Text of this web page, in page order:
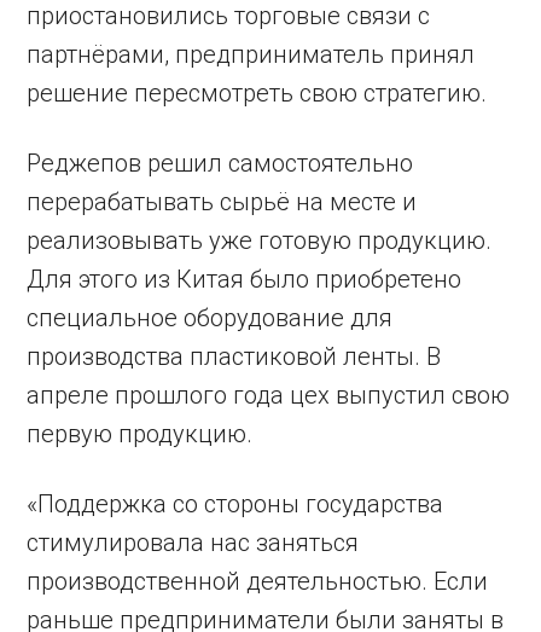
приостановились торговые связи с
партнёрами, предприниматель принял
решение пересмотреть свою стратегию.
Реджепов решил самостоятельно
перерабатывать сырьё на месте и
реализовывать уже готовую продукцию.
Для этого из Китая было приобретено
специальное оборудование для
производства пластиковой ленты. В
апреле прошлого года цех выпустил свою
первую продукцию.
«Поддержка со стороны государства
стимулировала нас заняться
производственной деятельностью. Если
раньше предприниматели были заняты в